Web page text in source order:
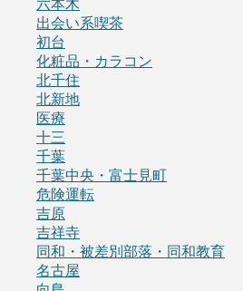
六本木
出会い系喫茶
初台
化粧品・カラコン
北千住
北新地
医療
十三
千葉
千葉中央・富士見町
危険運転
吉原
吉祥寺
同和・被差別部落・同和教育
名古屋